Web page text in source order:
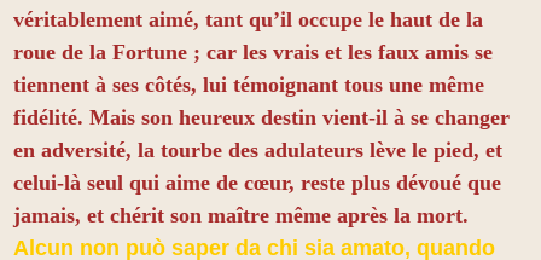
véritablement aimé, tant qu’il occupe le haut de la
roue de la Fortune ; car les vrais et les faux amis se
tiennent à ses côtés, lui témoignant tous une même
fidélité. Mais son heureux destin vient-il à se changer
en adversité, la tourbe des adulateurs lève le pied, et
celui-là seul qui aime de cœur, reste plus dévoué que
jamais, et chérit son maître même après la mort.
Alcun non può saper da chi sia amato, quando